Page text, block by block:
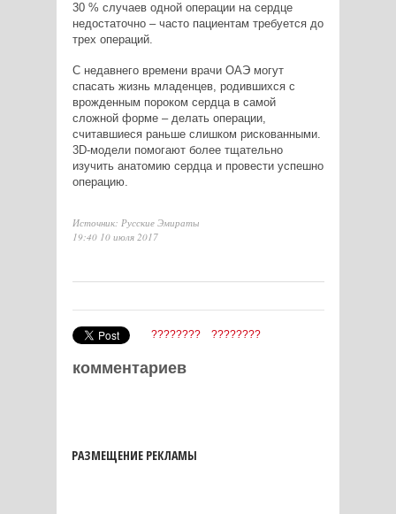
30 % случаев одной операции на сердце
недостаточно – часто пациентам требуется до
трех операций.
С недавнего времени врачи ОАЭ могут
спасать жизнь младенцев, родившихся с
врожденным пороком сердца в самой
сложной форме – делать операции,
считавшиеся раньше слишком рискованными.
3D-модели помогают более тщательно
изучить анатомию сердца и провести успешно
операцию.
Источник: Русские Эмираты
19:40 10 июля 2017
???????? ????????
комментариев
РАЗМЕЩЕНИЕ РЕКЛАМЫ